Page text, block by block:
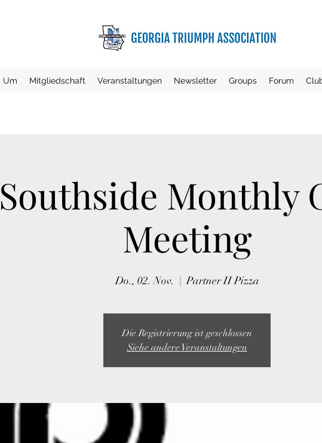
Um Mitgliedschaft Veranstaltungen Newsletter Groups Forum
Southside Monthly
Meeting
Do., 02. Nov.
  |
Partner II Pizza
Die Registrierung ist geschlossen
Siehe andere Veranstaltungen